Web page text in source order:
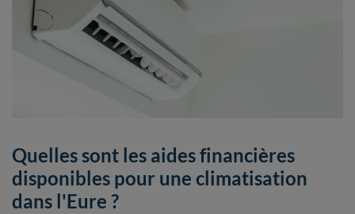
Quelles sont les aides financières
disponibles pour une climatisation
dans l'Eure ?